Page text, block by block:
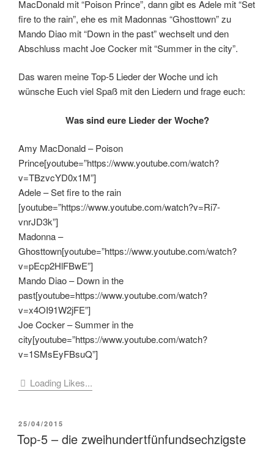
MacDonald mit “Poison Prince”, dann gibt es Adele mit “Set
fire to the rain”, ehe es mit Madonnas “Ghosttown” zu
Mando Diao mit “Down in the past” wechselt und den
Abschluss macht Joe Cocker mit “Summer in the city”.
Das waren meine Top-5 Lieder der Woche und ich
wünsche Euch viel Spaß mit den Liedern und frage euch:
Was sind eure Lieder der Woche?
Amy MacDonald – Poison
Prince[youtube=”https://www.youtube.com/watch?
v=TBzvcYD0x1M”]
Adele – Set fire to the rain
[youtube=”https://www.youtube.com/watch?v=Ri7-
vnrJD3k”]
Madonna –
Ghosttown[youtube=”https://www.youtube.com/watch?
v=pEcp2HlFBwE”]
Mando Diao – Down in the
past[youtube=https://www.youtube.com/watch?
v=x4OI91W2jFE”]
Joe Cocker – Summer in the
city[youtube=”https://www.youtube.com/watch?
v=1SMsEyFBsuQ”]
Loading Likes...
VERÖFFENTLICHT
AM
25/04/2015
Top-5 – die zweihundertfünfundsechzigste